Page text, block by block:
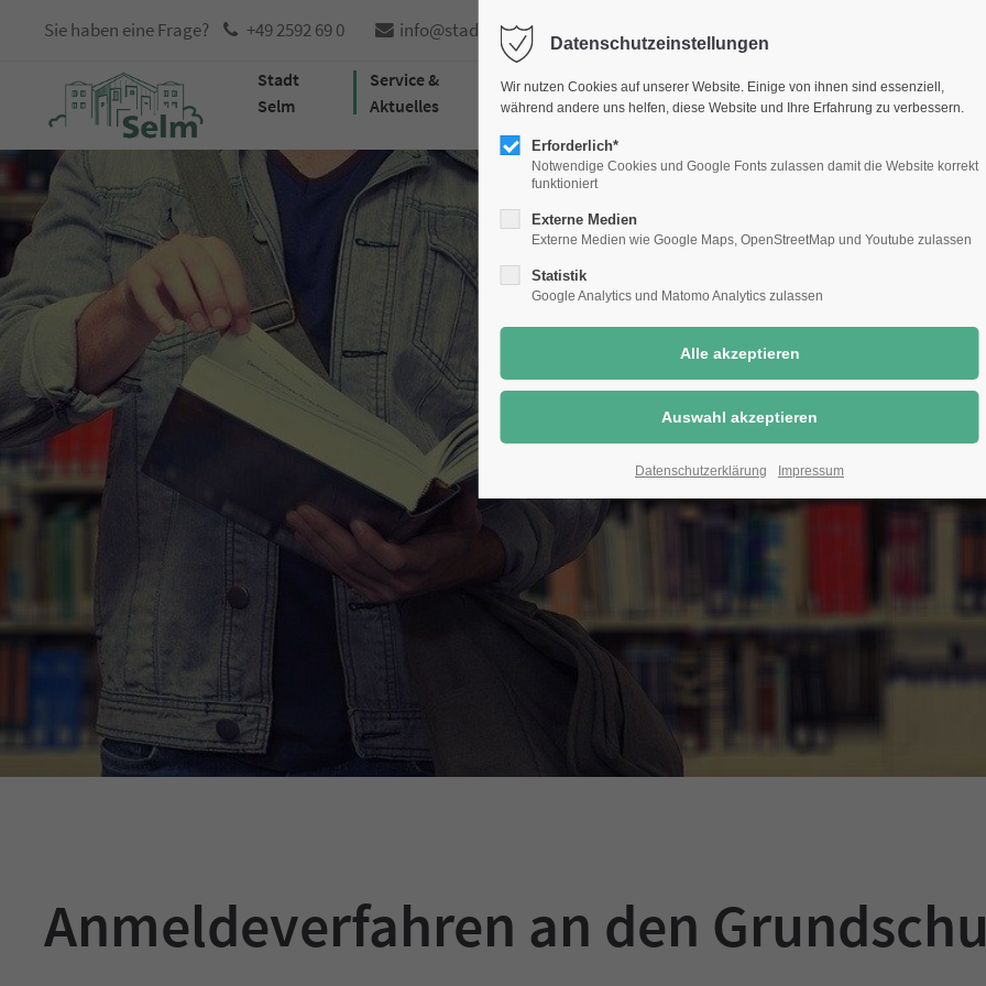
Sie haben eine Frage? +49 2592 69 0 info@stadtselm.de
Stadt
Selm
Service &
Aktuelles
Rathaus &
Bürgerthemen
Bauen &
Wirtschaft
Umwelt &
Klimaschutz
Anmeldeverfahren an den
Datenschutzeinstellungen
Wir nutzen Cookies auf unserer Website. Einige von ihnen sind essenziell,
während andere uns helfen, diese Website und Ihre Erfahrung zu verbessern.
Erforderlich*
Notwendige Cookies und Google Fonts zulassen damit die Website korrekt
funktioniert
Externe Medien
Externe Medien wie Google Maps, OpenStreetMap und Youtube zulassen
Statistik
Google Analytics und Matomo Analytics zulassen
Datenschutzerklärung Impressum